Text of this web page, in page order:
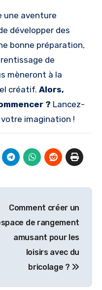
une aventure
développer des
bonne préparation,
de
mèneront à la
créatif. Alors,
? Lancez-
imagination !
Comment créer un
de rangement
amusant pour les
loisirs avec du
bricolage ?